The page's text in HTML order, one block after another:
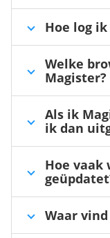
Hoe log
Welke
Magister?
Als ik
ik dan
Hoe vaak
Waar